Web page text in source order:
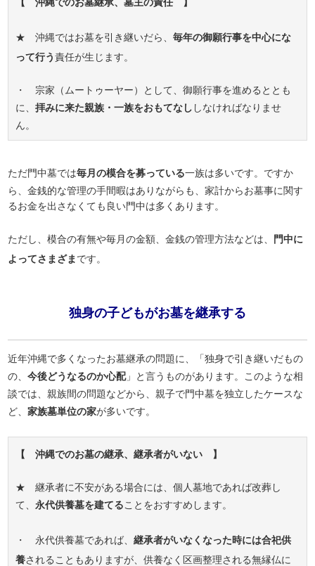
★ 沖縄ではお墓を引き継いだら、毎年の御願行事を中心にな
って行う責任が生じます。
・ 宗家（ムートゥーヤー）として、御願行事を進めるととも
に、拝みに来た親族・一族をおもてなし しなければなりませ
ん。
ただ門中墓では毎月の模合を募っている一族は多いです。ですか
ら、金銭的な管理の手間暇はありながらも、家計からお墓事に関す
るお金を出さなくても良い門中は多くあります。
ただし、模合の有無や毎月の金額、金銭の管理方法などは、
門中に
よってさまざま です。
独身の子どもがお墓を継承する
近年沖縄で多くなったお墓継承の問題に、「独身で引き継いだもの
の、今後どうなるのか心配」と言うものがあります。このような相
談では、親族間の問題などから、親子で門中墓を独立したケースな
ど、家族墓単位の家が多いです。
【 沖縄でのお墓の継承、継承者がいない 】
★ 継承者に不安がある場合には、個人墓地であれば改葬し
て、永代供養墓を建てることをおすすめします。
・ 永代供養墓であれば、継承者がいなくなった時には合祀供
養されることもありますが、供養なく区画整理される無縁仏に